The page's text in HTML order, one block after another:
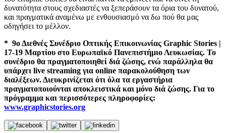
δυνατότητα στους σχεδιαστές να ξεπεράσουν τα όρια του δυνατού,
και πραγματικά αναμένω με ενθουσιασμό να δω πού θα μας
οδηγήσει το μέλλον.
* 9ο Διεθνές Συνέδριο Οπτικής Επικοινωνίας Graphic Stories |
17-19 Μαρτίου στο Ευρωπαϊκό Πανεπιστήμιο Λευκωσίας. Το
συνέδριο θα πραγματοποιηθεί διά ζώσης, ενώ παράλληλα θα
υπάρχει live streaming για online παρακολούθηση των
διαλέξεων. Διευκρινίζεται ότι όλα τα εργαστήρια
πραγματοποιούνται αποκλειστικά και μόνο διά ζώσης. Για το
πρόγραμμα και περισσότερες πληροφορίες:
www.graphicstories.org